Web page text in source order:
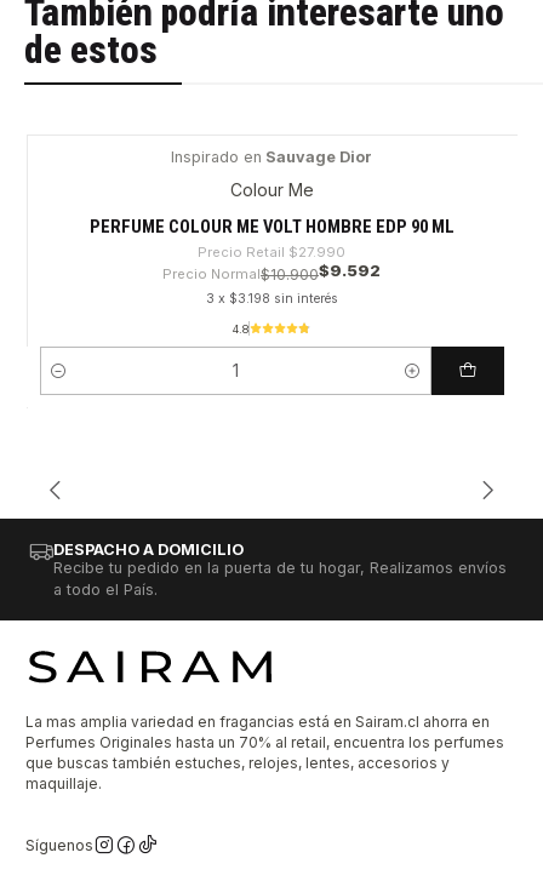
También podría interesarte uno
de estos
Inspirado en Sauvage Dior
Colour Me
PERFUME COLOUR ME VOLT HOMBRE EDP 90 ML
Precio Retail $27.990
Precio Normal$10.900$9.592
3 x $3.198 sin interés
4.8
Cantidad
DESPACHO A DOMICILIO
Recibe tu pedido en la puerta de tu hogar, Realizamos envíos
a todo el País.
La mas amplia variedad en fragancias está en Sairam.cl ahorra en
Perfumes Originales hasta un 70% al retail, encuentra los perfumes
que buscas también estuches, relojes, lentes, accesorios y
maquillaje.
Síguenos